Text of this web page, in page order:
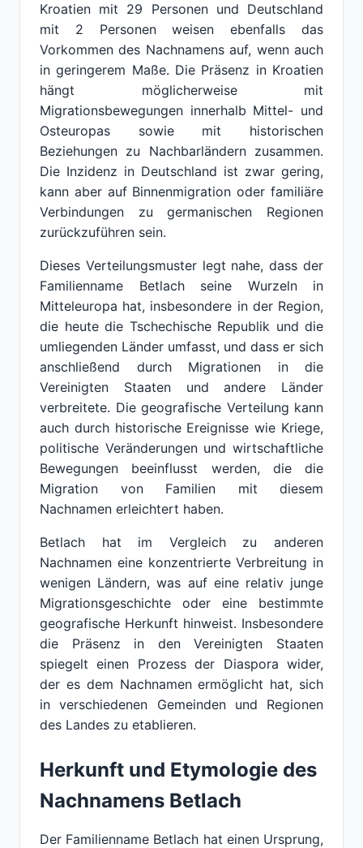
Kroatien mit 29 Personen und Deutschland
mit 2 Personen weisen ebenfalls das
Vorkommen des Nachnamens auf, wenn auch
in geringerem Maße. Die Präsenz in Kroatien
hängt möglicherweise mit
Migrationsbewegungen innerhalb Mittel- und
Osteuropas sowie mit historischen
Beziehungen zu Nachbarländern zusammen.
Die Inzidenz in Deutschland ist zwar gering,
kann aber auf Binnenmigration oder familiäre
Verbindungen zu germanischen Regionen
zurückzuführen sein.
Dieses Verteilungsmuster legt nahe, dass der
Familienname Betlach seine Wurzeln in
Mitteleuropa hat, insbesondere in der Region,
die heute die Tschechische Republik und die
umliegenden Länder umfasst, und dass er sich
anschließend durch Migrationen in die
Vereinigten Staaten und andere Länder
verbreitete. Die geografische Verteilung kann
auch durch historische Ereignisse wie Kriege,
politische Veränderungen und wirtschaftliche
Bewegungen beeinflusst werden, die die
Migration von Familien mit diesem
Nachnamen erleichtert haben.
Betlach hat im Vergleich zu anderen
Nachnamen eine konzentrierte Verbreitung in
wenigen Ländern, was auf eine relativ junge
Migrationsgeschichte oder eine bestimmte
geografische Herkunft hinweist. Insbesondere
die Präsenz in den Vereinigten Staaten
spiegelt einen Prozess der Diaspora wider,
der es dem Nachnamen ermöglicht hat, sich
in verschiedenen Gemeinden und Regionen
des Landes zu etablieren.
Herkunft und Etymologie des
Nachnamens Betlach
Der Familienname Betlach hat einen Ursprung,